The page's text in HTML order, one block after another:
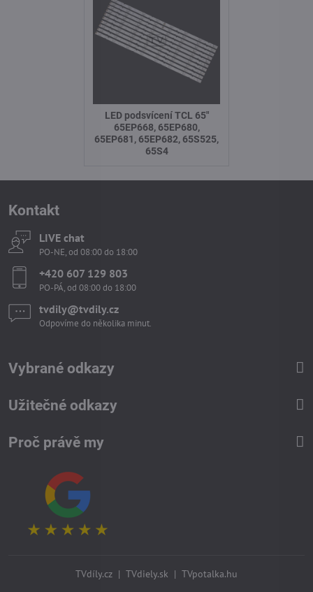
LED podsvícení TCL 65"
65EP668, 65EP680,
65EP681, 65EP682, 65S525,
65S4
Kontakt
LIVE chat
PO-NE, od 08:00 do 18:00
+420 607 129 803
PO-PÁ, od 08:00 do 18:00
tvdily​@tvdily​.cz
Odpovíme do několika minut.
Vybrané odkazy
Užitečné odkazy
Proč právě my
TVdíly.cz | TVdiely.sk | TVpotalka.hu